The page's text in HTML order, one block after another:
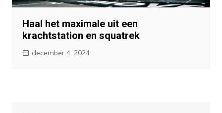
Haal het maximale uit een
krachtstation en squatrek
december 4, 2024